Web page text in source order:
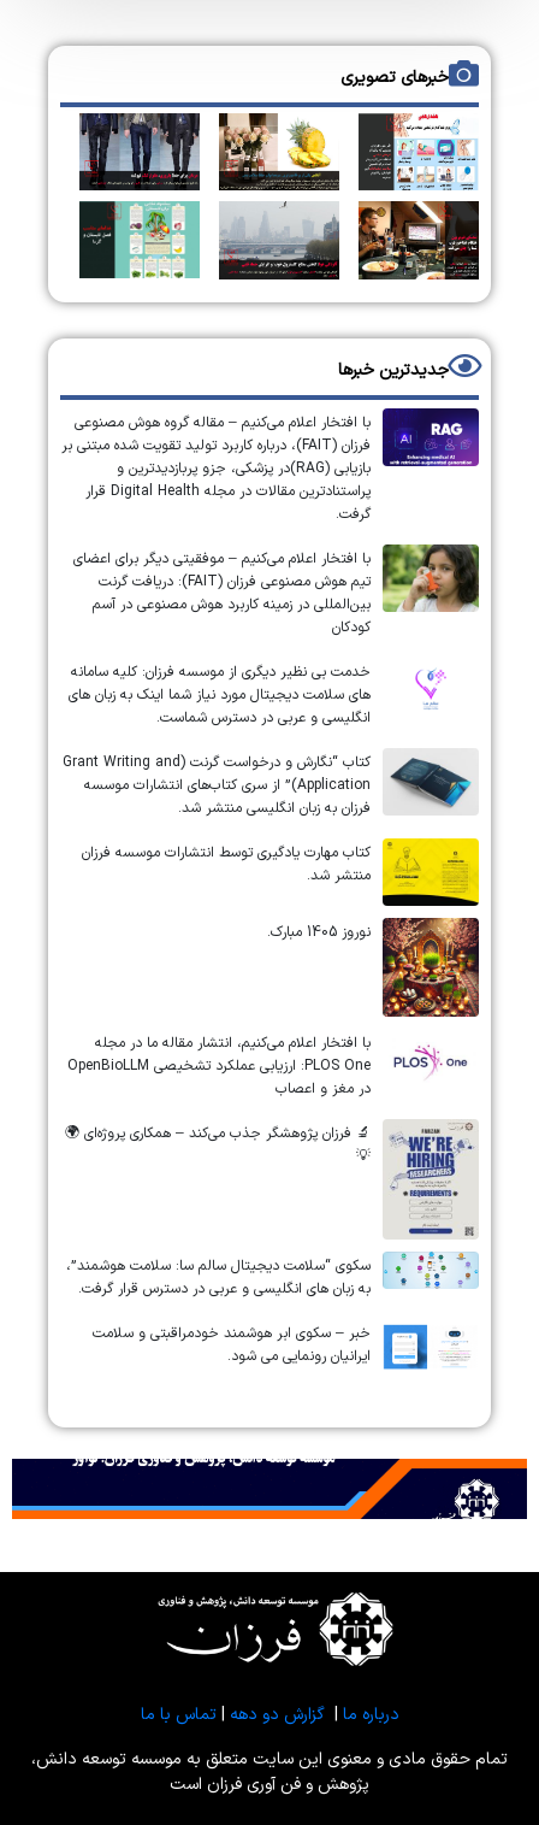
خبرهای تصویری
جدیدترین خبرها
با افتخار اعلام می‌کنیم – مقاله گروه هوش مصنوعی
فرزان (FAIT)، درباره کاربرد تولید تقویت شده مبتنی بر
بازیابی (RAG)در پزشکی، جزو پربازدیدترین و
پراستنادترین مقالات در مجله Digital Health قرار
گرفت.
با افتخار اعلام می‌کنیم – موفقیتی دیگر برای اعضای
تیم هوش مصنوعی فرزان (FAIT): دریافت گرنت
بین‌المللی در زمینه کاربرد هوش مصنوعی در آسم
کودکان
خدمت بی نظیر دیگری از موسسه فرزان: کلیه سامانه
های سلامت دیجیتال مورد نیاز شما اینک به زبان های
انگلیسی و عربی در دسترس شماست.
کتاب “نگارش و درخواست گرنت (Grant Writing and
Application)” از سری کتاب‌های انتشارات موسسه
فرزان به زبان انگلیسی منتشر شد.
کتاب مهارت یادگیری توسط انتشارات موسسه فرزان
منتشر شد.
نوروز 1405 مبارک.
‏‏‏با افتخار اعلام می‌کنیم، انتشار مقاله ما در مجله
‎PLOS One‎: ارزیابی عملکرد تشخیصی ‎OpenBioLLM‎
در مغز و اعصاب
🔬 فرزان پژوهشگر جذب می‌کند – همکاری پروژه‌ای 🌍
💡
سکوی “سلامت دیجیتال سالم سا: سلامت هوشمند”،
به زبان های انگلیسی و عربی در دسترس قرار گرفت.
خبر – سکوی ابر هوشمند خودمراقبتی و سلامت
ایرانیان رونمایی می شود.
درباره ما |گزارش دو دهه |تماس با ما
تمام حقوق مادی و معنوی این سایت متعلق به موسسه توسعه دانش،
پژوهش و فن آوری فرزان است